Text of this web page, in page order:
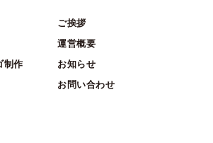
制作
ご挨拶
運営概要
お知らせ
お問い合わせ